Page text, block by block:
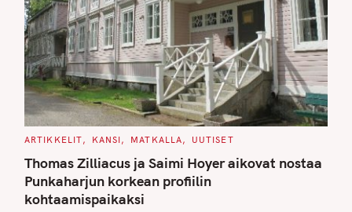
C
T
E
G
O
R
I
ARTIKKELIT KANSI MATKALLA UUTISET
Thomas Zilliacus ja Saimi Hoyer aikovat nostaa
Punkaharjun korkean profiilin
kohtaamispaikaksi